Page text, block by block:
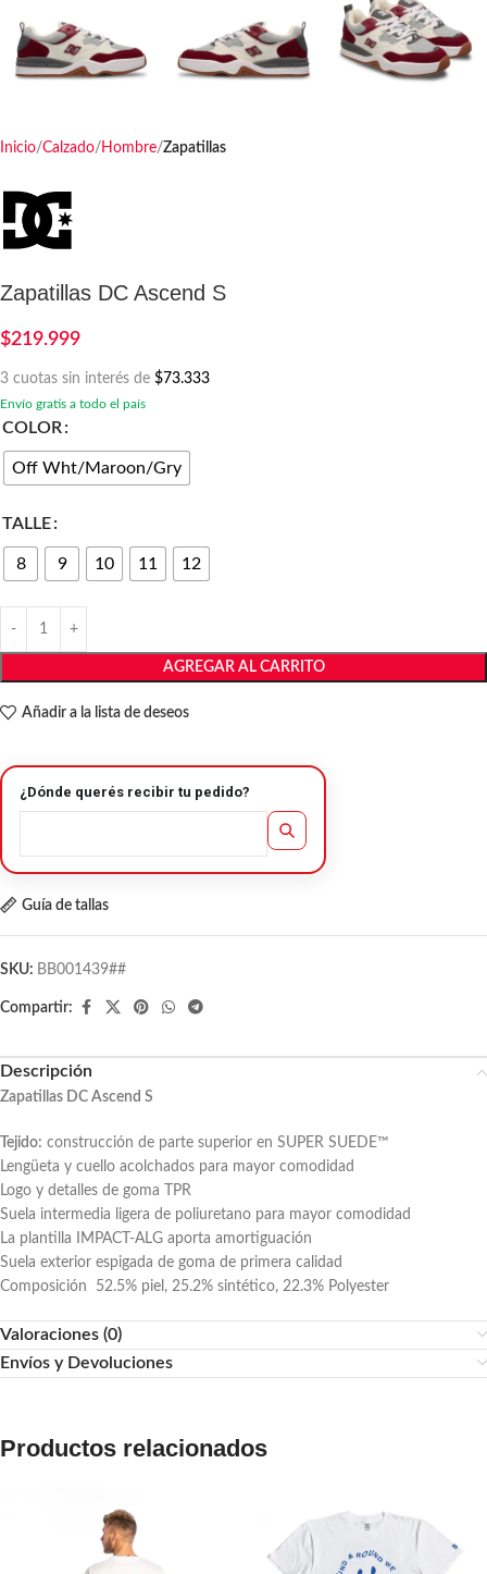
Inicio Calzado Hombre Zapatillas
Zapatillas DC Ascend S
$219.999
3 cuotas sin interés de $73.333
Envío gratis a todo el país
COLOR
Off Wht/Maroon/Gry
TALLE
8 9 10 11 12
AGREGAR AL CARRITO
Añadir a la lista de deseos
¿Dónde querés recibir tu pedido?
Guía de tallas
SKU: BB001439##
Compartir:
Descripción
Zapatillas DC Ascend S
Tejido: construcción de parte superior en SUPER SUEDE™
Lengüeta y cuello acolchados para mayor comodidad
Logo y detalles de goma TPR
Suela intermedia ligera de poliuretano para mayor comodidad
La plantilla IMPACT-ALG aporta amortiguación
Suela exterior espigada de goma de primera calidad
Composición 52.5% piel, 25.2% sintético, 22.3% Polyester
Valoraciones (0)
Envíos y Devoluciones
Productos relacionados